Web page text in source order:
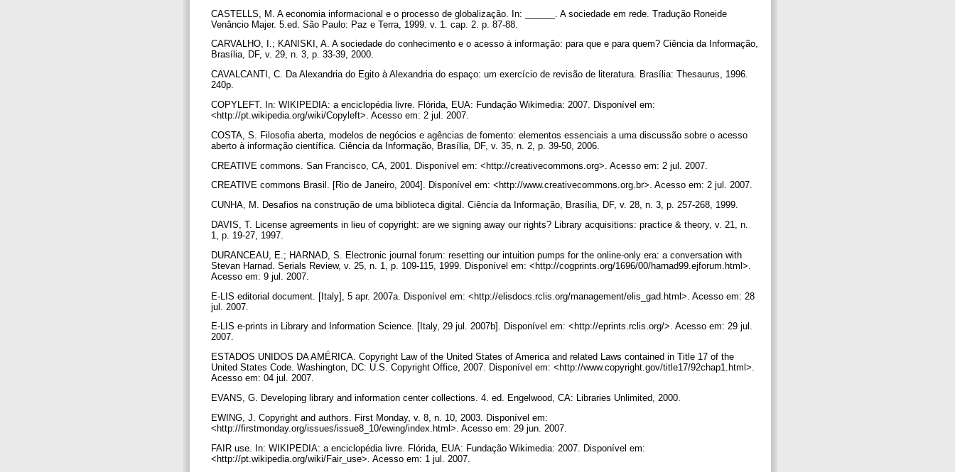
CASTELLS, M. A economia informacional e o processo de globalização. In: ______. A sociedade em rede. Tradução Roneide
Venâncio Majer. 5.ed. São Paulo: Paz e Terra, 1999. v. 1. cap. 2. p. 87-88.
CARVALHO, I.; KANISKI, A. A sociedade do conhecimento e o acesso à informação: para que e para quem? Ciência da Informação,
Brasília, DF, v. 29, n. 3, p. 33-39, 2000.
CAVALCANTI, C. Da Alexandria do Egito à Alexandria do espaço: um exercício de revisão de literatura. Brasília: Thesaurus, 1996.
240p.
COPYLEFT. In: WIKIPEDIA: a enciclopédia livre. Flórida, EUA: Fundação Wikimedia: 2007. Disponível em:
<http://pt.wikipedia.org/wiki/Copyleft>. Acesso em: 2 jul. 2007.
COSTA, S. Filosofia aberta, modelos de negócios e agências de fomento: elementos essenciais a uma discussão sobre o acesso
aberto à informação científica. Ciência da Informação, Brasília, DF, v. 35, n. 2, p. 39-50, 2006.
CREATIVE commons. San Francisco, CA, 2001. Disponível em: <http://creativecommons.org>. Acesso em: 2 jul. 2007.
CREATIVE commons Brasil. [Rio de Janeiro, 2004]. Disponível em: <http://www.creativecommons.org.br>. Acesso em: 2 jul. 2007.
CUNHA, M. Desafios na construção de uma biblioteca digital. Ciência da Informação, Brasília, DF, v. 28, n. 3, p. 257-268, 1999.
DAVIS, T. License agreements in lieu of copyright: are we signing away our rights? Library acquisitions: practice & theory, v. 21, n.
1, p. 19-27, 1997.
DURANCEAU, E.; HARNAD, S. Electronic journal forum: resetting our intuition pumps for the online-only era: a conversation with
Stevan Harnad. Serials Review, v. 25, n. 1, p. 109-115, 1999. Disponível em: <http://cogprints.org/1696/00/harnad99.ejforum.html>.
Acesso em: 9 jul. 2007.
E-LIS editorial document. [Italy], 5 apr. 2007a. Disponível em: <http://elisdocs.rclis.org/management/elis_gad.html>. Acesso em: 28
jul. 2007.
E-LIS e-prints in Library and Information Science. [Italy, 29 jul. 2007b]. Disponível em: <http://eprints.rclis.org/>. Acesso em: 29 jul.
2007.
ESTADOS UNIDOS DA AMÉRICA. Copyright Law of the United States of America and related Laws contained in Title 17 of the
United States Code. Washington, DC: U.S. Copyright Office, 2007. Disponível em: <http://www.copyright.gov/title17/92chap1.html>.
Acesso em: 04 jul. 2007.
EVANS, G. Developing library and information center collections. 4. ed. Engelwood, CA: Libraries Unlimited, 2000.
EWING, J. Copyright and authors. First Monday, v. 8, n. 10, 2003. Disponível em:
<http://firstmonday.org/issues/issue8_10/ewing/index.html>. Acesso em: 29 jun. 2007.
FAIR use. In: WIKIPEDIA: a enciclopédia livre. Flórida, EUA: Fundação Wikimedia: 2007. Disponível em:
<http://pt.wikipedia.org/wiki/Fair_use>. Acesso em: 1 jul. 2007.